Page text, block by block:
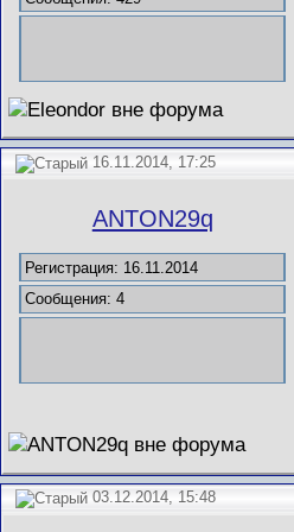
16.11.2014, 17:25
ANTON29q
Регистрация: 16.11.2014
Сообщения: 4
03.12.2014, 15:48